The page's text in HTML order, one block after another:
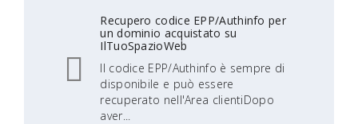
Recupero codice EPP/Authinfo per
un dominio acquistato su
IlTuoSpazioWeb
Il codice EPP/Authinfo è sempre di
disponibile e può essere
recuperato nell'Area clientiDopo
aver...